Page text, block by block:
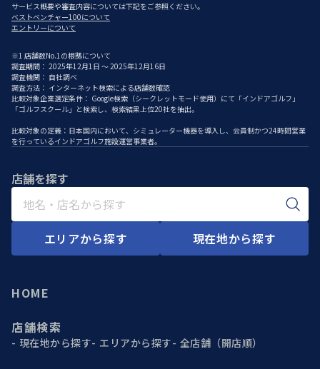
サービス概要や審査内容については下記をご参照ください。
ベストベンチャー100について
エントリーについて
※1 店舗数No.1の根拠について
調査期間： 2025年12月1日 ～ 2025年12月16日
調査機関： 自社調べ
調査方法： インターネット検索による店舗数確認
比較対象企業選定条件： Google検索（シークレットモード使用）にて「インドアゴルフ」
「ゴルフスクール」と検索し、検索結果上位20社を抽出。
比較対象の定義：日本国内において、シミュレーター機器を導入し、会員制かつ24時間営業
を行っているインドアゴルフ施設運営事業者。
店舗を探す
エリアから探す 現在地から探す
HOME
店舗検索
現在地から探す エリアから探す 全店舗（開店順）